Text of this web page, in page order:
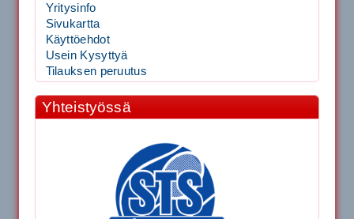
Yritysinfo
Sivukartta
Käyttöehdot
Usein Kysyttyä
Tilauksen peruutus
Yhteistyössä